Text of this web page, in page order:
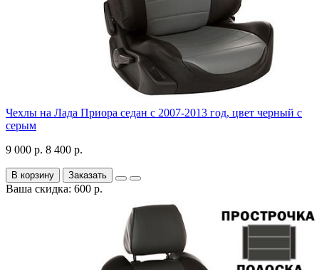
Чехлы на Лада Приора седан с 2007-2013 год, цвет черный с
серым
9 000 р. 8 400 р.
В корзину Заказать
Ваша скидка: 600 р.